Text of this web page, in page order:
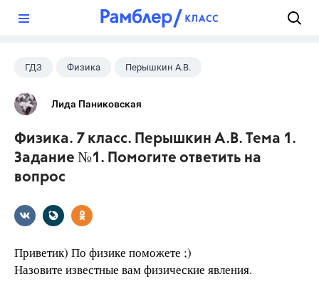
ГДЗ Физика Перышкин А.В.
Школа
Лида Паниковская
Физика. 7 класс. Перышкин А.В. Тема 1.
Задание №1. Помогите ответить на
вопрос
Приветик) По физике поможете ;)
Назовите известные вам физические явления.